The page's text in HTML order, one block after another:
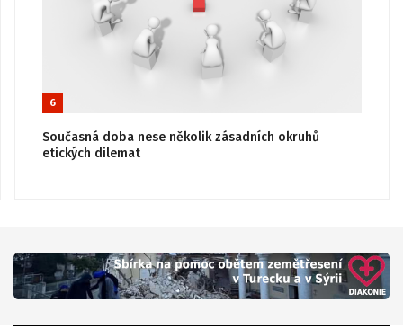
6
Současná doba nese několik zásadních okruhů
etických dilemat